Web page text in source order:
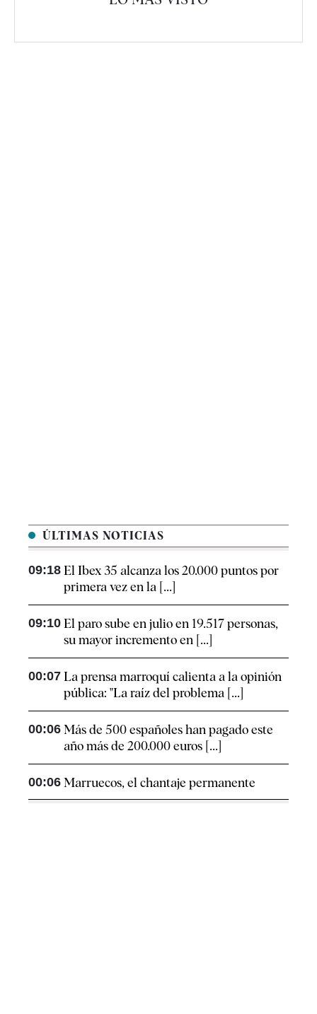
ÚLTIMAS NOTICIAS
09:18 El Ibex 35 alcanza los 20.000 puntos por
primera vez en la [...]
09:10 El paro sube en julio en 19.517 personas,
su mayor incremento en [...]
00:07 La prensa marroquí calienta a la opinión
pública: "La raíz del problema [...]
00:06 Más de 500 españoles han pagado este
año más de 200.000 euros [...]
00:06 Marruecos, el chantaje permanente